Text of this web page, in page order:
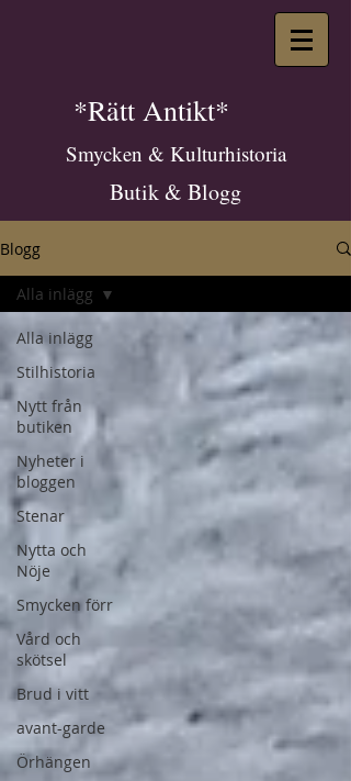
*Rätt Antikt*
Smycken & Kulturhistoria
Butik & Blogg
Blogg
Alla inlägg
Stilhistoria
Nytt från
butiken
Nyheter i
bloggen
Stenar
Nytta och
Nöje
Smycken förr
Vård och
skötsel
Brud i vitt
avant-garde
Örhängen
Alla inlägg